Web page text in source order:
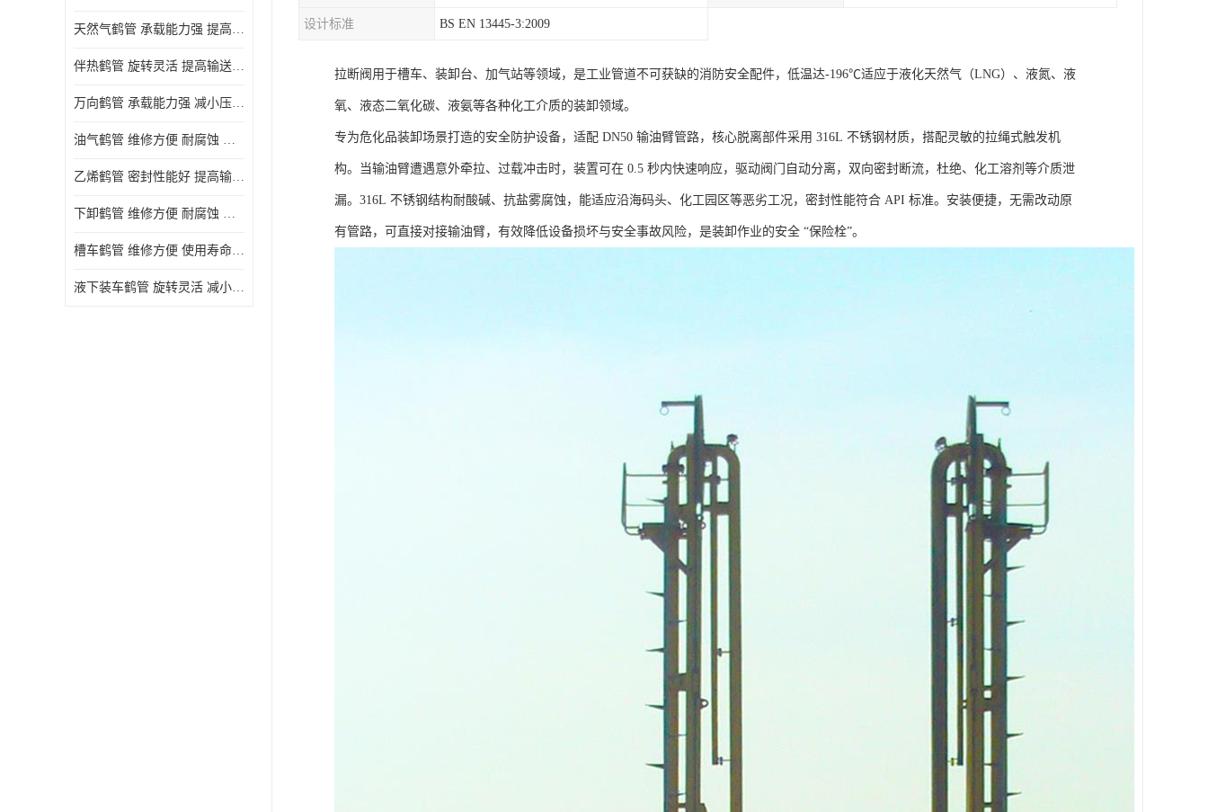
天然气鹤管 承载能力强 提高输送效率
伴热鹤管 旋转灵活 提高输送效率
万向鹤管 承载能力强 减小压力损失
油气鹤管 维修方便 耐腐蚀 耐高温
乙烯鹤管 密封性能好 提高输送效率
下卸鹤管 维修方便 耐腐蚀 耐高温
槽车鹤管 维修方便 使用寿命较长
液下装车鹤管 旋转灵活 减小压力损失
设计标准 BS EN 13445-3:2009
拉断阀用于槽车、装卸台、加气站等领域，是工业管道不可获缺的消防安全配件，低温达-196℃适应于液化天然气（LNG）、液氮、液
氧、液态二氧化碳、液氨等各种化工介质的装卸领域。
专为危化品装卸场景打造的安全防护设备，适配 DN50 输油臂管路，核心脱离部件采用 316L 不锈钢材质，搭配灵敏的拉绳式触发机
构。当输油臂遭遇意外牵拉、过载冲击时，装置可在 0.5 秒内快速响应，驱动阀门自动分离，双向密封断流，杜绝、化工溶剂等介质泄
漏。316L 不锈钢结构耐酸碱、抗盐雾腐蚀，能适应沿海码头、化工园区等恶劣工况，密封性能符合 API 标准。安装便捷，无需改动原
有管路，可直接对接输油臂，有效降低设备损坏与安全事故风险，是装卸作业的安全 “保险栓”。